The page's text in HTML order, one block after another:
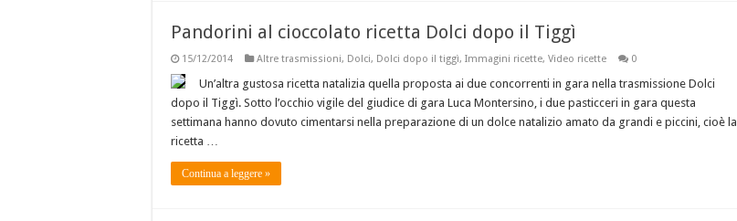
Pandorini al cioccolato ricetta Dolci dopo il Tiggì
15/12/2014 Altre trasmissioni, Dolci, Dolci dopo il tiggì, Immagini ricette, Video ricette 0
Un’altra gustosa ricetta natalizia quella proposta ai due concorrenti in gara nella trasmissione Dolci
dopo il Tiggì. Sotto l’occhio vigile del giudice di gara Luca Montersino, i due pasticceri in gara questa
settimana hanno dovuto cimentarsi nella preparazione di un dolce natalizio amato da grandi e piccini, cioè la
ricetta …
Continua a leggere »